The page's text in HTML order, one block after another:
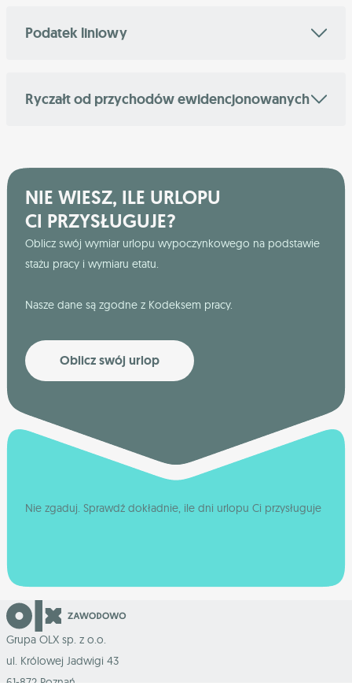
Podatek liniowy
Ryczałt od przychodów ewidencjonowanych
NIE WIESZ, ILE URLOPU
CI PRZYSŁUGUJE?
Oblicz swój wymiar urlopu wypoczynkowego na podstawie
stażu pracy i wymiaru etatu.
Nasze dane są zgodne z Kodeksem pracy.
Oblicz swój urlop
Nie zgaduj. Sprawdź dokładnie, ile dni urlopu Ci przysługuje
Grupa OLX sp. z o.o.
ul. Królowej Jadwigi 43
61-872 Poznań